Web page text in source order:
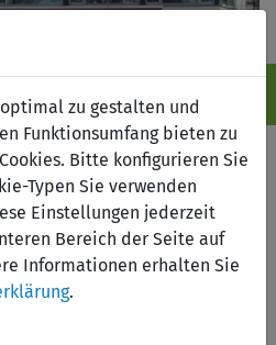
zu gestalten und
Funktionsumfang bieten zu
Bitte konfigurieren Sie
Typen Sie verwenden
Einstellungen jederzeit
Bereich der Seite auf
Informationen erhalten Sie
.
Fund melden